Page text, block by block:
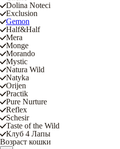
Dolina Noteci
Exclusion
Gemon
Half&Half
Mera
Monge
Morando
Mystic
Natura Wild
Natyka
Orijen
Practik
Pure Nurture
Reflex
Schesir
Taste of the Wild
Клуб 4 Лапы
Возраст кошки